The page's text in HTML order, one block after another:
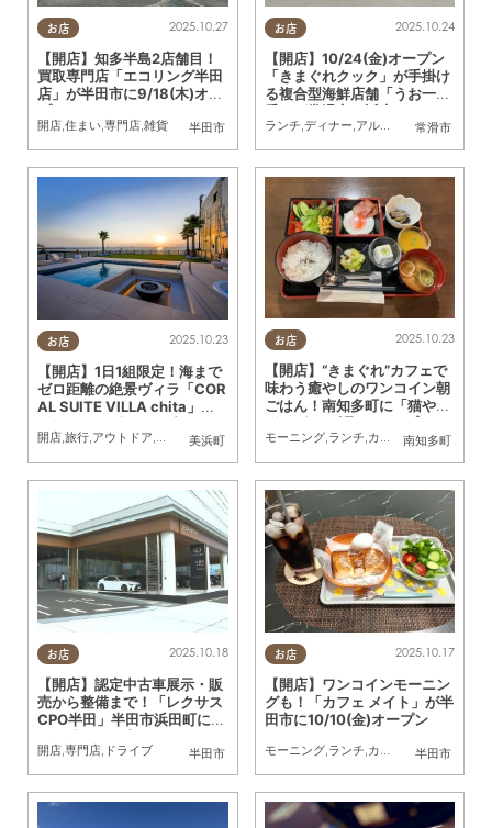
お店
半田市
2025.10.27
【開店】知多半島2店舗目！
買取専門店「エコリング半田
店」が半田市に9/18(木)オー
プン
開店 住まい 専門店 雑貨
お店
常滑市
2025.10.24
【開店】10/24(金)オープン
「きまぐれクック」が手掛け
る複合型海鮮店舗「うお一
番」が常滑市に誕生！
ランチ ディナー アルコール ,開店,まちネ
お店
美浜町
2025.10.23
【開店】1日1組限定！海まで
ゼロ距離の絶景ヴィラ「COR
AL SUITE VILLA chita」美
開店,旅行,アウトドア,自然 まちネタ
お店
南知多町
2025.10.23
【開店】“きまぐれ”カフェで
味わう癒やしのワンコイン朝
ごはん！南知多町に「猫やな
ぎ」が8/11(月)にオープン
モーニング, ランチ カフェ ,開店,観光
お店
半田市
2025.10.18
【開店】認定中古車展示・販
売から整備まで！「レクサス
CPO半田」半田市浜田町に1
開店,専門店, ドライブ
お店
半田市
2025.10.17
【開店】ワンコインモーニン
グも！「カフェ メイト」が半
田市に10/10(金)オープン
モーニング,ランチ,カフェ 開店,まちネタ